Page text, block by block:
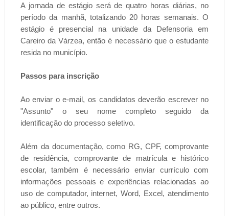
A jornada de estágio será de quatro horas diárias, no
período da manhã, totalizando 20 horas semanais. O
estágio é presencial na unidade da Defensoria em
Careiro da Várzea, então é necessário que o estudante
resida no município.
Passos para inscrição
Ao enviar o e-mail, os candidatos deverão escrever no
"Assunto" o seu nome completo seguido da
identificação do processo seletivo.
Além da documentação, como RG, CPF, comprovante
de residência, comprovante de matrícula e histórico
escolar, também é necessário enviar currículo com
informações pessoais e experiências relacionadas ao
uso de computador, internet, Word, Excel, atendimento
ao público, entre outros.